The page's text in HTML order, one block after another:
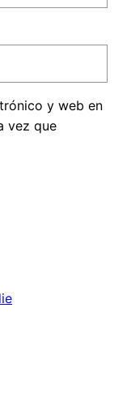
y web en
vez que